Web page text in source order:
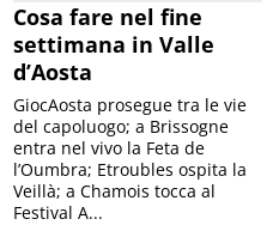
Cosa fare nel fine
settimana in Valle
d’Aosta
GiocAosta prosegue tra le vie
del capoluogo; a Brissogne
entra nel vivo la Feta de
l’Oumbra; Etroubles ospita la
Veillà; a Chamois tocca al
Festival A...